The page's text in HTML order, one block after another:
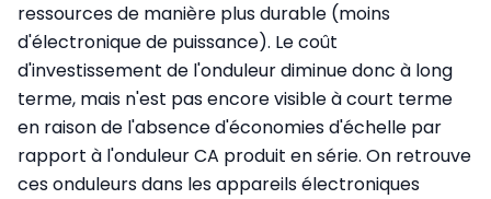
ressources de manière plus durable (moins
d'électronique de puissance). Le coût
d'investissement de l'onduleur diminue donc à long
terme, mais n'est pas encore visible à court terme
en raison de l'absence d'économies d'échelle par
rapport à l'onduleur CA produit en série. On retrouve
ces onduleurs dans les appareils électroniques